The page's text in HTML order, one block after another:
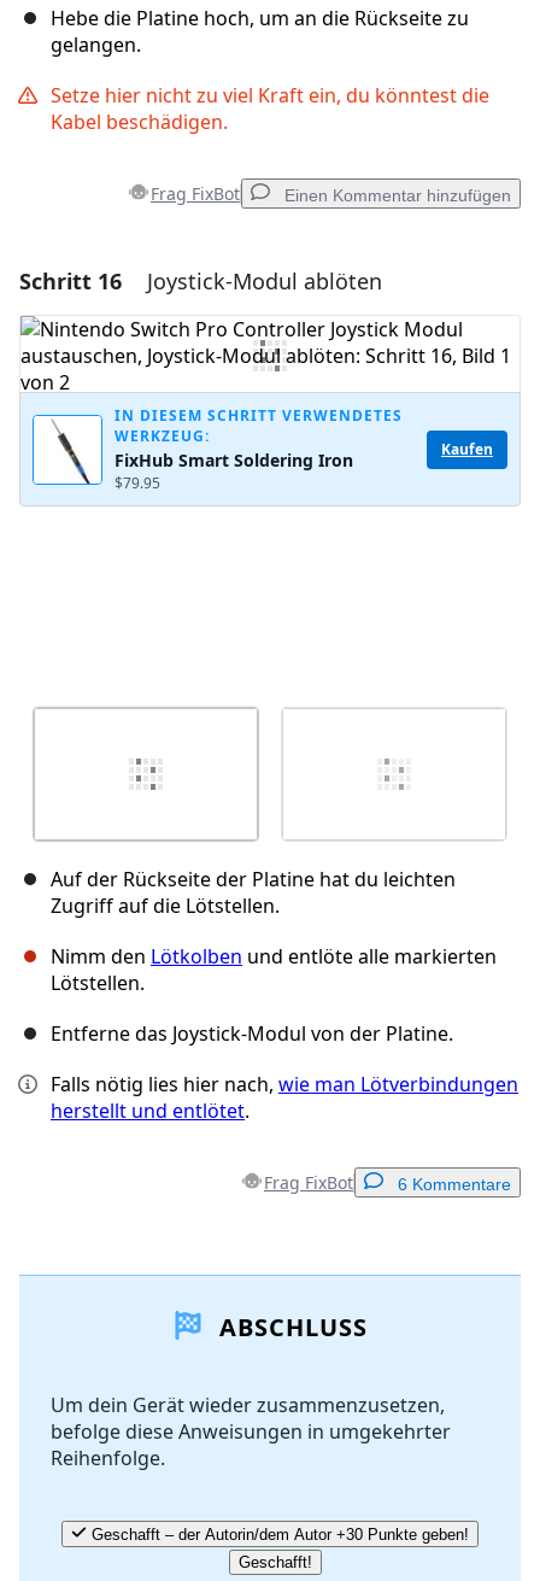
Hebe die Platine hoch, um an die Rückseite zu
gelangen.
Setze hier nicht zu viel Kraft ein, du könntest die
Kabel beschädigen.
Frag FixBot Einen Kommentar hinzufügen
Einen Kommentar hinzufügen
Kommentar hinzufügen
Kommentieren
Schritt 16 Joystick-Modul ablöten
IN DIESEM SCHRITT VERWENDETES
WERKZEUG:
FixHub Smart Soldering Iron
$79.95
Kaufen
Auf der Rückseite der Platine hat du leichten
Zugriff auf die Lötstellen.
Nimm den Lötkolben und entlöte alle markierten
Lötstellen.
Entferne das Joystick-Modul von der Platine.
Falls nötig lies hier nach, wie man Lötverbindungen
herstellt und entlötet.
Frag FixBot 6 Kommentare
Kommentar hinzufügen
Abbrechen Kommentieren
ABSCHLUSS
Um dein Gerät wieder zusammenzusetzen,
befolge diese Anweisungen in umgekehrter
Reihenfolge.
Geschafft – der Autorin/dem Autor +30 Punkte geben!
Geschafft!